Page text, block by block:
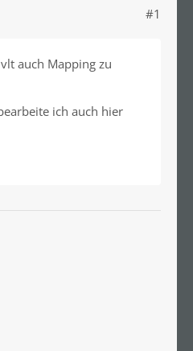
#1
auch Mapping zu
ich auch hier